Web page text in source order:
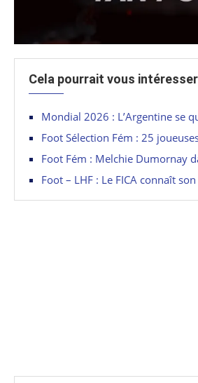
Cela pourrait vous intéresser
Mondial 2026 : L’Argentine se
Foot Sélection Fém : 25
Foot Fém : Melchie Dumornay
Foot – LHF : Le FICA connaît